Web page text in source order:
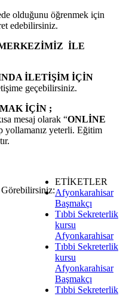
olduğunu öğrenmek için
edebilirsiniz.
İLE
İLETİŞİM İÇİN
geçebilirsiniz.
İÇİN ;
mesaj olarak “ONLİNE
yollamanız yeterli. Eğitim
ETİKETLER
Afyonkarahisar
Başmakçı
Tıbbi Sekreterlik
kursu
Afyonkarahisar
Tıbbi Sekreterlik
kursu
Afyonkarahisar
Başmakçı
Tıbbi Sekreterlik